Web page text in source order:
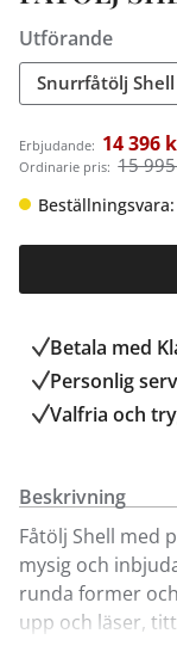
Utförande
Snurrfåtölj
Erbjudande: 14 396
Ordinarie pris: 15
Betala med
Personlig
Valfria och
Beskrivning
Fåtölj Shell med
mysig och
runda former
upp och läser,